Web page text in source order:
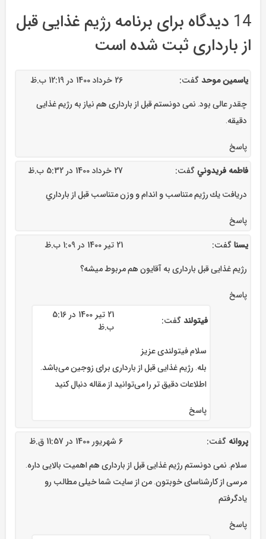
14 دیدگاه برای
برنامه رژیم غذایی قبل
از بارداری ثبت شده است
یاسمین موحدگفت: 26 خرداد 1400 در 12:19 ب.ظ
چقدر عالی بود. نمی دونستم قبل از بارداری هم نیاز به رژیم غذایی
دقیقه.
پاسخ
فاطمه فريدونيگفت: 27 خرداد 1400 در 5:32 ب.ظ
دريافت يك رژيم متناسب و اندام و وزن متناسب قبل از بارداري
پاسخ
یسناگفت: 21 تیر 1400 در 1:09 ب.ظ
رژیم غذایی قبل بارداری به آقایون هم مربوط میشه؟
پاسخ
فیتولندگفت:
21 تیر 1400 در 5:16
ب.ظ
سلام فیتولندی عزیز
بله. رژیم غذایی قبل از بارداری برای زوجین می‌باشد.
اطلاعات دقیق تر را می‌توانید از مقاله دنبال کنید
پاسخ
پروانه گفت: 6 شهریور 1400 در 11:57 ق.ظ
سلام. نمی دونستم رژیم غذایی قبل از بارداری هم اهمیت بالایی داره.
مرسی از کارشناسای خوبتون. من از سایت شما خیلی مطالب رو
یادگرفتم
پاسخ